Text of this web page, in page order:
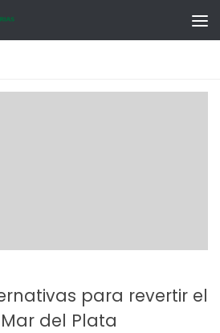
para revertir el
del Plata